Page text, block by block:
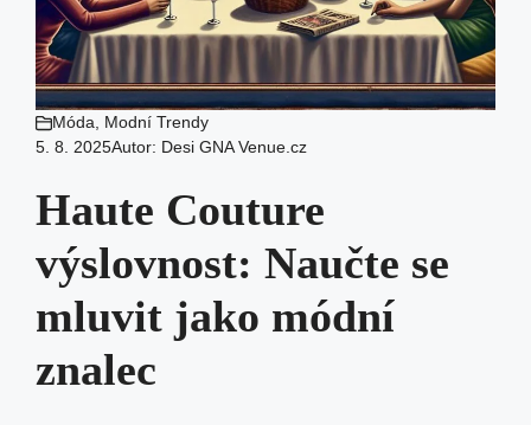
Móda
Modní Trendy
5. 8. 2025Autor: Desi GNA Venue.cz
Haute Couture
výslovnost: Naučte se
mluvit jako módní
znalec